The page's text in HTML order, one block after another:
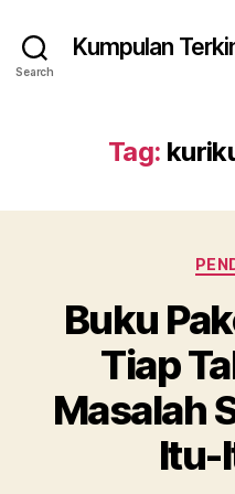
Search
Kumpulan
Tag:
Buku
Tiap
Masalah
Itu-